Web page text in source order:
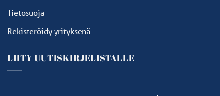
Tietosuoja
Rekisteröidy yrityksenä
LIITY UUTISKIRJELISTALLE